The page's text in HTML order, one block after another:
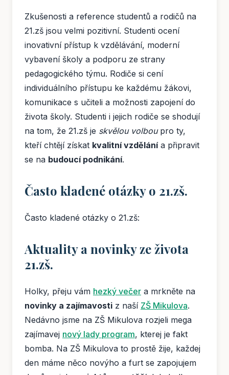
Zkušenosti a reference studentů a rodičů na
21.zš jsou velmi pozitivní. Studenti ocení
inovativní přístup k vzdělávání, moderní
vybavení školy a podporu ze strany
pedagogického týmu. Rodiče si cení
individuálního přístupu ke každému žákovi,
komunikace s učiteli a možnosti zapojení do
života školy. Studenti i jejich rodiče se shodují
na tom, že 21.zš je skvělou volboupro ty,
kteří chtějí získat kvalitní vzdělánía připravit
se na budoucí podnikání.
Často kladené otázky o 21.zš.
Často kladené otázky o 21.zš:
Aktuality a novinky ze života
21.zš.
Holky, přeju vám hezký večer a mrkněte na
novinky a zajímavosti z naší ZŠ Mikulova.
Nedávno jsme na ZŠ Mikulova rozjeli mega
zajímavej nový lady program, kterej je fakt
bomba. Na ZŠ Mikulova to prostě žije, každej
den máme něco novýho a furt se zapojujem